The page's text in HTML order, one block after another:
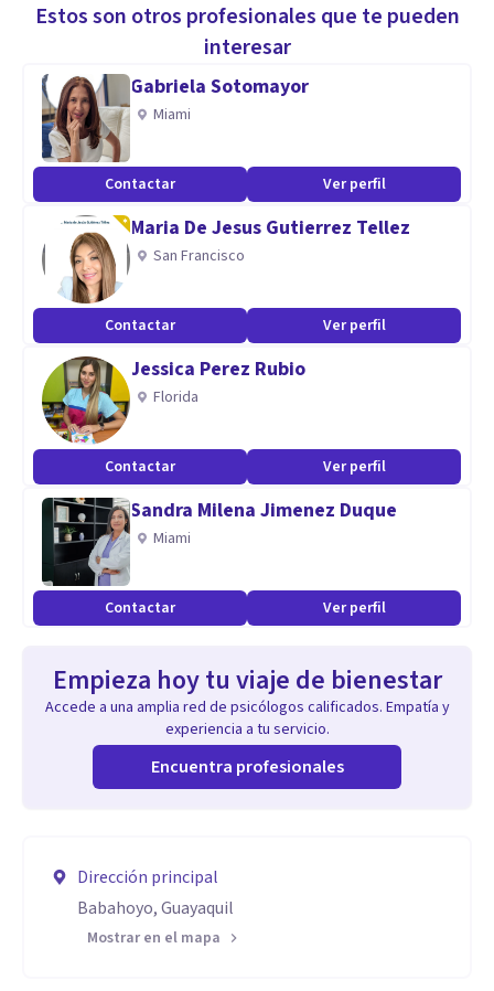
Estos son otros profesionales que te pueden
interesar
Gabriela Sotomayor
Miami
Contactar Ver perfil
Maria De Jesus Gutierrez Tellez
San Francisco
Contactar Ver perfil
Jessica Perez Rubio
Florida
Contactar Ver perfil
Sandra Milena Jimenez Duque
Miami
Contactar Ver perfil
Empieza hoy tu viaje de bienestar
Accede a una amplia red de psicólogos calificados. Empatía y
experiencia a tu servicio.
Encuentra profesionales
Dirección principal
Babahoyo, Guayaquil
Mostrar en el mapa